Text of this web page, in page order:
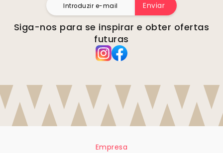
Enviar
Siga-nos para se inspirar e obter ofertas
futuras
Empresa